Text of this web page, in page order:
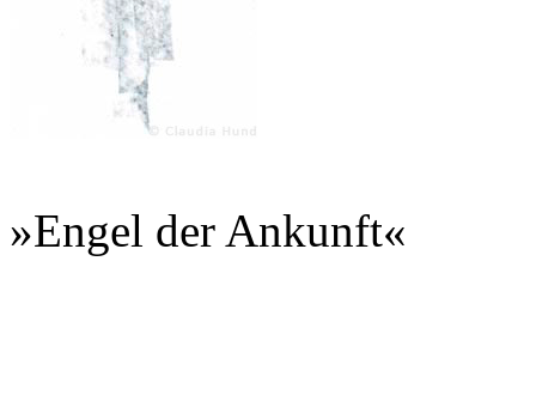
»Engel der Ankunft«